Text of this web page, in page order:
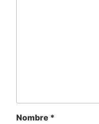
Nombre *